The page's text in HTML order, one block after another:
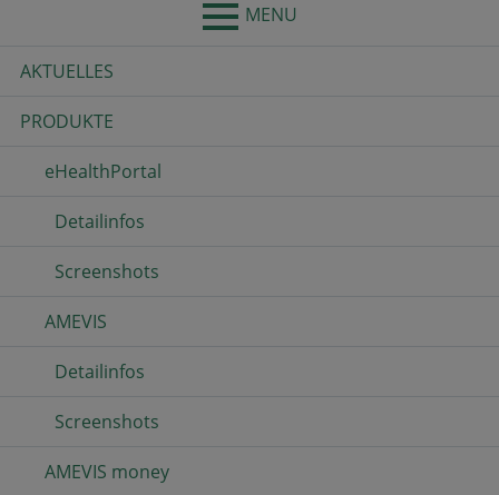
MENU
Primary
Menu
AKTUELLES
PRODUKTE
eHealthPortal
Detailinfos
Screenshots
AMEVIS
Detailinfos
Screenshots
AMEVIS money